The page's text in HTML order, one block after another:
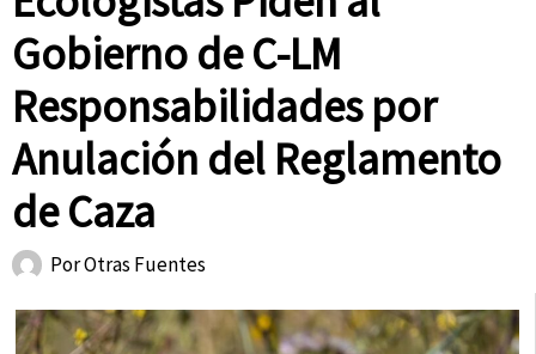
Gobierno de C-LM
Responsabilidades por
Anulación del Reglamento
de Caza
PorOtras Fuentes